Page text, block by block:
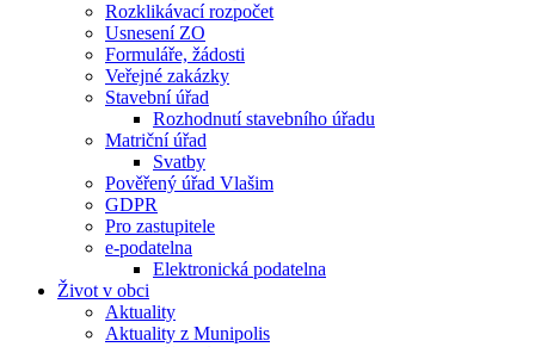
Rozklikávací rozpočet
Usnesení ZO
Formuláře, žádosti
Veřejné zakázky
Stavební úřad
Rozhodnutí stavebního úřadu
Matriční úřad
Svatby
Pověřený úřad Vlašim
GDPR
Pro zastupitele
e-podatelna
Elektronická podatelna
Život v obci
Aktuality
Aktuality z Munipolis